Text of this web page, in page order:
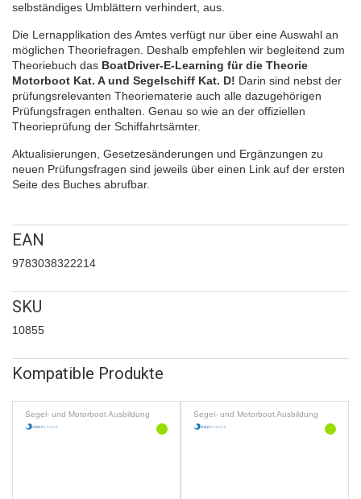
selbständiges Umblättern verhindert, aus.
Die Lernapplikation des Amtes verfügt nur über eine Auswahl an
möglichen Theoriefragen. Deshalb empfehlen wir begleitend zum
Theoriebuch das BoatDriver-E-Learning für die Theorie
Motorboot Kat. A und Segelschiff Kat. D! Darin sind nebst der
prüfungsrelevanten Theoriematerie auch alle dazugehörigen
Prüfungsfragen enthalten. Genau so wie an der offiziellen
Theorieprüfung der Schiffahrtsämter.
Aktualisierungen, Gesetzesänderungen und Ergänzungen zu
neuen Prüfungsfragen sind jeweils über einen Link auf der ersten
Seite des Buches abrufbar.
EAN
9783038322214
SKU
10855
Kompatible Produkte
Segel- und Motorboot Ausbildung Segel- und Motorboot Ausbildung